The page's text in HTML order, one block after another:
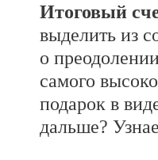
Итоговый
выделить из
о
самого
подарок в
дальше?